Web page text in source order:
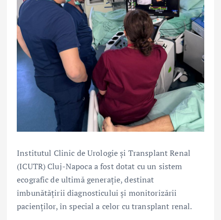
Institutul Clinic de Urologie și Transplant Renal
(ICUTR) Cluj-Napoca a fost dotat cu un sistem
ecografic de ultimă generație, destinat
îmbunătățirii diagnosticului și monitorizării
pacienților, în special a celor cu transplant renal.